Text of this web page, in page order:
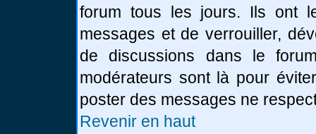
forum tous les jours. Ils ont
messages et de verrouiller,
de discussions dans le
modérateurs sont là pour
poster des messages ne
Revenir en haut